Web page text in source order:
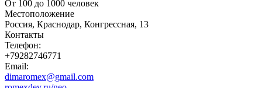
От 100 до 1000 человек
Местоположение
Россия, Краснодар, Конгрессная, 13
Контакты
Телефон:
+79282746771
Email:
dimaromex@gmail.com